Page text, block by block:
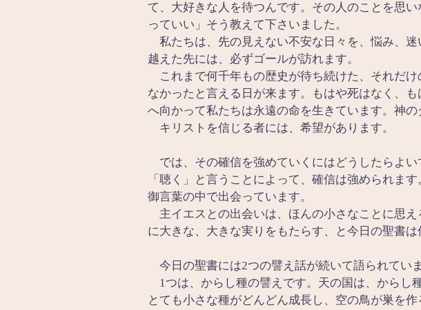
て、大好きな人を待つんです。その人のことを思
っていい」そう教えて下さいました。
私たちは、先の見えない不安な日々を、悩み、
越えた先には、必ずゴールが訪れます。
これまで何千年もの歴史が待ち続けた、それだ
なかったと言える日が来ます。もはや死はなく、
へ向かって私たちは永遠の命を生きています。神
キリストを信じる者には、希望があります。
では、その確信を強めていくにはどうしたらよ
「聴く」と言うことによって、確信は強められま
御言葉の中で出会っています。
主イエスとの出会いは、ほんの小さなことに思
に大きな、大きな実りをもたらす、と今日の聖書は
今日の聖書には2つの譬え話が続いて語られていま
1つは、からし種の譬えです。天の国は、からし
とても小さな種がどんどん成長し、空の鳥が巣を